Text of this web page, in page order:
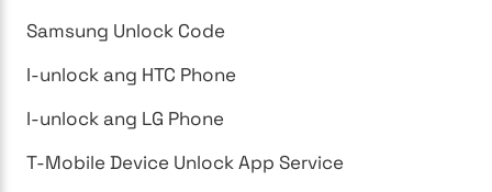
Samsung Unlock Code
I-unlock ang HTC Phone
I-unlock ang LG Phone
T-Mobile Device Unlock App Service